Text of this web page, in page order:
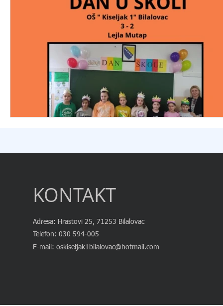
KONTAKT
Adresa: Hrastovi 25, 71253 Bilalovac
Telefon: 030 594-005
E-mail: oskiseljak1bilalovac@hotmail.com